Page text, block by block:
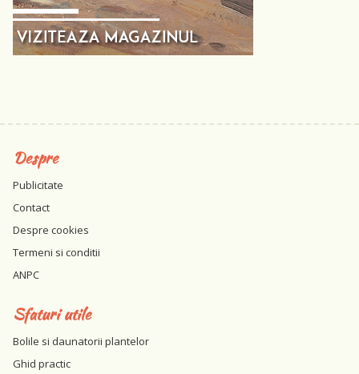
Despre
Publicitate
Contact
Despre cookies
Termeni si conditii
ANPC
Sfaturi utile
Bolile si daunatorii plantelor
Ghid practic